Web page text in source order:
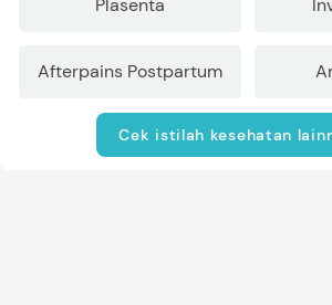
Plasenta
Afterpains Postpartum
Cek istilah kesehatan